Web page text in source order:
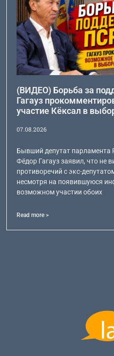
(ВИДЕО) Борьба за
Гагауз
участие Кёксал в
07.08.2026
Бывший депутат парламента
Фёдор Гагауз заявил, что не
противоречий с экс-
несмотря на появившуюся
возможном участии обоих
Read more >